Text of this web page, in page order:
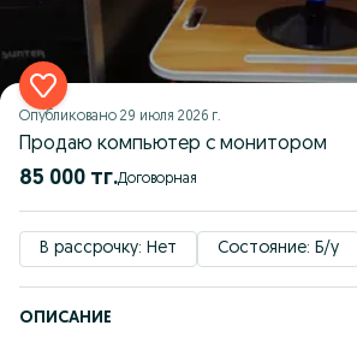
Опубликовано 29 июля 2026 г.
Продаю компьютер с монитором
85 000 тг. Договорная
В рассрочку: Нет Состояние: Б/у
ОПИСАНИЕ